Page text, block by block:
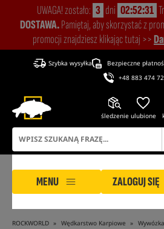
UWAGA! zostało: 3 dni 02:52:30
DOSTAWA.Pamiętaj, aby skorzystać z
promocji znajdziesz klikając tutaj >>
Szybka wysyłka Bezpieczne
+48 883 474
śledzenie ulubione
MENU ZALOGUJ SIĘ
ROCKWORLD Wędkarstwo Karpiowe